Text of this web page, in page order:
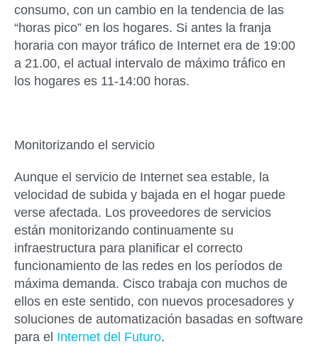
consumo, con un cambio en la tendencia de las
“horas pico” en los hogares. Si antes la franja
horaria con mayor tráfico de Internet era de 19:00
a 21.00, el actual intervalo de máximo tráfico en
los hogares es 11-14:00 horas.
Monitorizando el servicio
Aunque el servicio de Internet sea estable, la
velocidad de subida y bajada en el hogar puede
verse afectada. Los proveedores de servicios
están monitorizando continuamente su
infraestructura para planificar el correcto
funcionamiento de las redes en los períodos de
máxima demanda. Cisco trabaja con muchos de
ellos en este sentido, con nuevos procesadores y
soluciones de automatización basadas en software
para el Internet del Futuro.